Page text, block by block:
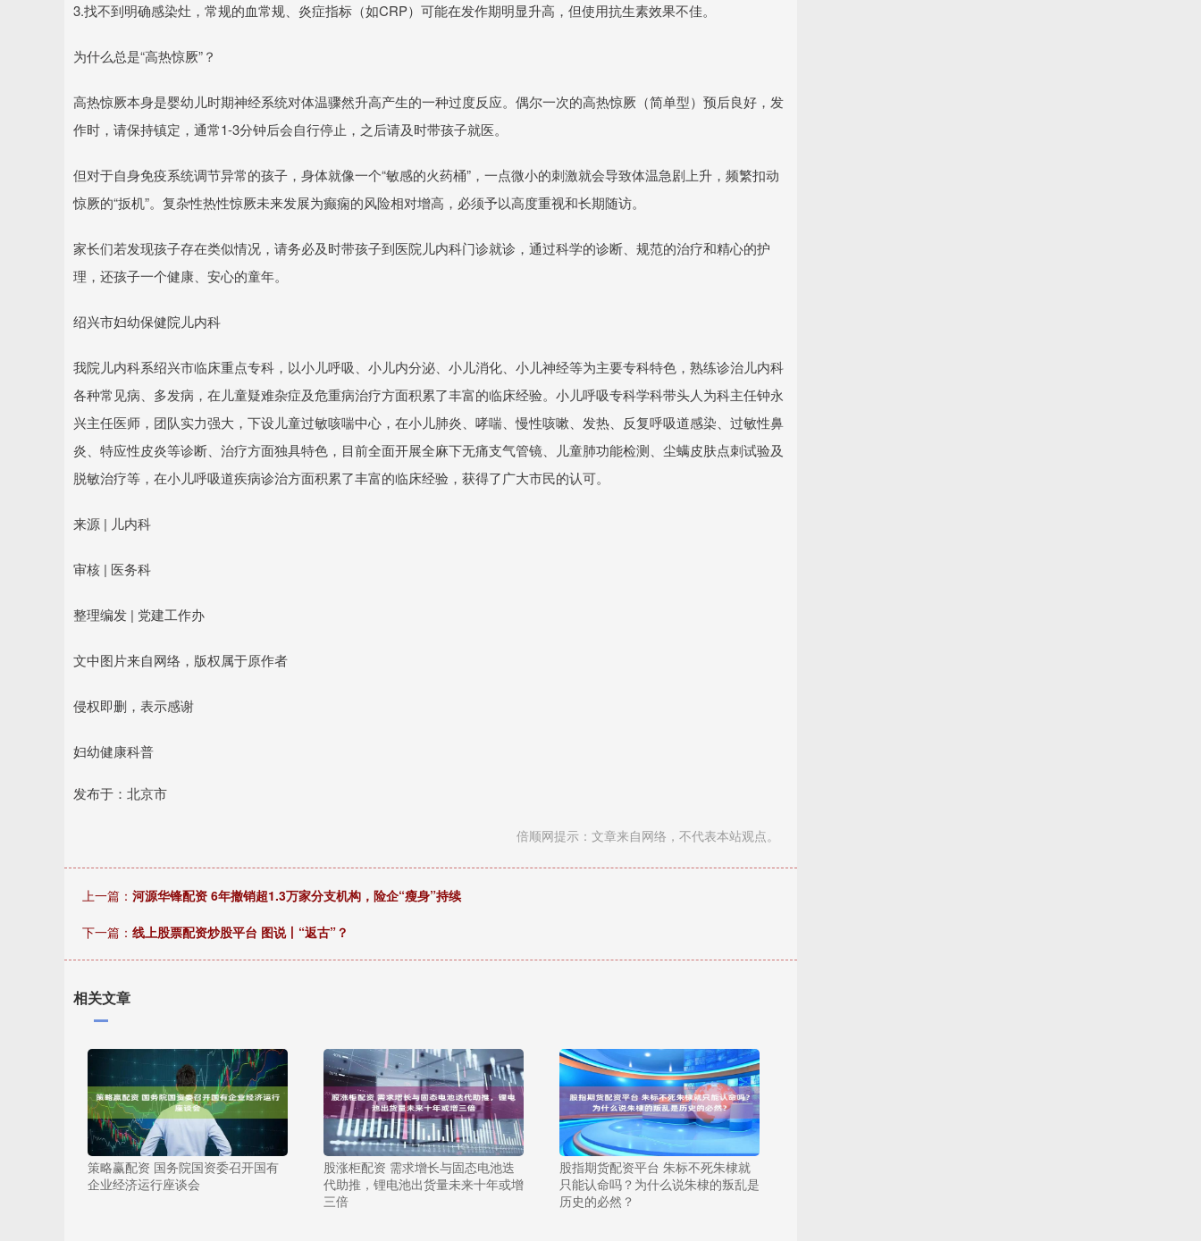
3.找不到明确感染灶，常规的血常规、炎症指标（如CRP）可能在发作期明显升高，但使用抗生素效果不佳。
为什么总是“高热惊厥”？
高热惊厥本身是婴幼儿时期神经系统对体温骤然升高产生的一种过度反应。偶尔一次的高热惊厥（简单型）预后良好，发
作时，请保持镇定，通常1-3分钟后会自行停止，之后请及时带孩子就医。
但对于自身免疫系统调节异常的孩子，身体就像一个“敏感的火药桶”，一点微小的刺激就会导致体温急剧上升，频繁扣动
惊厥的“扳机”。复杂性热性惊厥未来发展为癫痫的风险相对增高，必须予以高度重视和长期随访。
家长们若发现孩子存在类似情况，请务必及时带孩子到医院儿内科门诊就诊，通过科学的诊断、规范的治疗和精心的护
理，还孩子一个健康、安心的童年。
绍兴市妇幼保健院儿内科
我院儿内科系绍兴市临床重点专科，以小儿呼吸、小儿内分泌、小儿消化、小儿神经等为主要专科特色，熟练诊治儿内科
各种常见病、多发病，在儿童疑难杂症及危重病治疗方面积累了丰富的临床经验。小儿呼吸专科学科带头人为科主任钟永
兴主任医师，团队实力强大，下设儿童过敏咳喘中心，在小儿肺炎、哮喘、慢性咳嗽、发热、反复呼吸道感染、过敏性鼻
炎、特应性皮炎等诊断、治疗方面独具特色，目前全面开展全麻下无痛支气管镜、儿童肺功能检测、尘螨皮肤点刺试验及
脱敏治疗等，在小儿呼吸道疾病诊治方面积累了丰富的临床经验，获得了广大市民的认可。
来源 | 儿内科
审核 | 医务科
整理编发 | 党建工作办
文中图片来自网络，版权属于原作者
侵权即删，表示感谢
妇幼健康科普
发布于：北京市
倍顺网提示：文章来自网络，不代表本站观点。
上一篇： 河源华锋配资 6年撤销超1.3万家分支机构，险企“瘦身”持续
下一篇： 线上股票配资炒股平台 图说丨“返古”？
相关文章
策略赢配资 国务院国资委召开国有
企业经济运行座谈会
股涨柜配资 需求增长与固态电池迭
代助推，锂电池出货量未来十年或增
三倍
股指期货配资平台 朱标不死朱棣就
只能认命吗？为什么说朱棣的叛乱是
历史的必然？